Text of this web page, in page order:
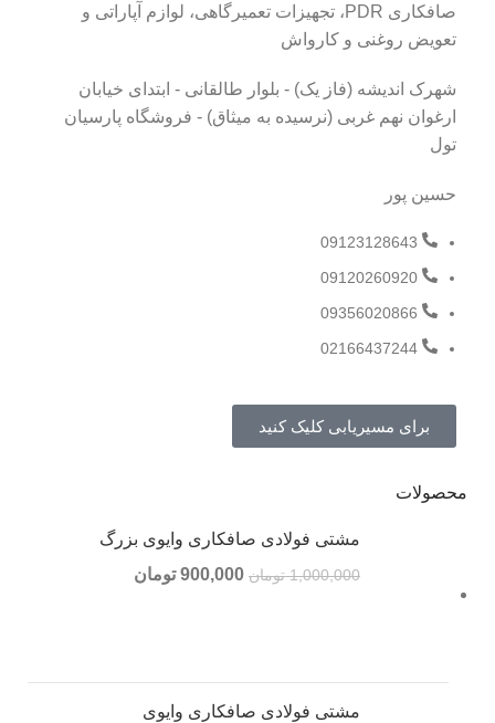
صافکاری PDR، تجهیزات تعمیرگاهی، لوازم آپاراتی و
تعویض روغنی و کارواش
شهرک اندیشه (فاز یک) - بلوار طالقانی - ابتدای خیابان
ارغوان نهم غربی (نرسیده به میثاق) - فروشگاه پارسیان
تول
حسین پور
09123128643
09120260920
09356020866
02166437244
برای مسیریابی کلیک کنید
محصولات
مشتی فولادی صافکاری وایوی بزرگ
1,000,000 تومان 900,000 تومان
مشتی فولادی صافکاری وایوی